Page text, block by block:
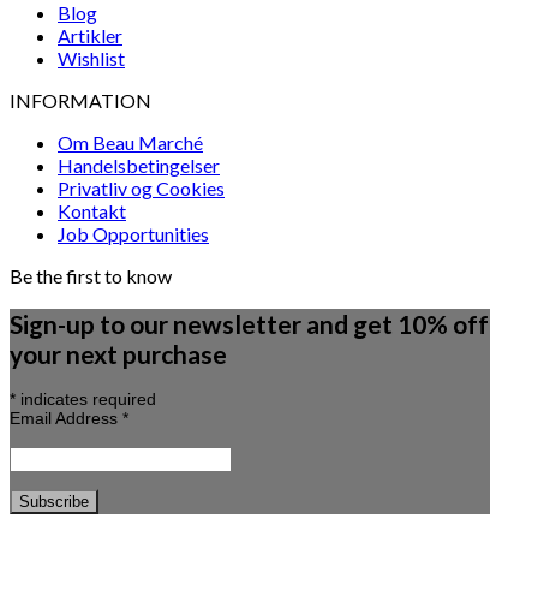
Blog
Artikler
Wishlist
INFORMATION
Om Beau Marché
Handelsbetingelser
Privatliv og Cookies
Kontakt
Job Opportunities
Be the first to know
Sign-up to our newsletter and get 10% off
your next purchase
* indicates required
Email Address *